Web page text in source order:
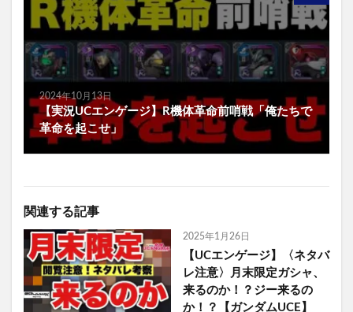
2024年10月13日
【実況UCエンゲージ】R機体革命前哨戦「俺たちで
革命を起こせ」
関連する記事
2025年1月26日
【UCエンゲージ】〈ネタバ
レ注意〉月末限定ガシャ、
来るのか！？ジー来るの
か！？【ガンダムUCE】